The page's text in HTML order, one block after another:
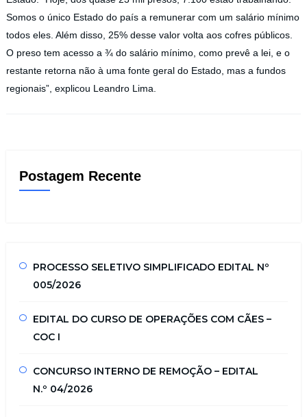
Somos o único Estado do país a remunerar com um salário mínimo
todos eles. Além disso, 25% desse valor volta aos cofres públicos.
O preso tem acesso a ¾ do salário mínimo, como prevê a lei, e o
restante retorna não à uma fonte geral do Estado, mas a fundos
regionais”, explicou Leandro Lima.
Postagem Recente
PROCESSO SELETIVO SIMPLIFICADO EDITAL Nº
005/2026
EDITAL DO CURSO DE OPERAÇÕES COM CÃES –
COC I
CONCURSO INTERNO DE REMOÇÃO – EDITAL
N.º 04/2026